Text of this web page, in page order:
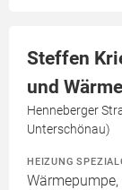
Steffen
und Wärme
Henneberger
Unterschönau)
HEIZUNG